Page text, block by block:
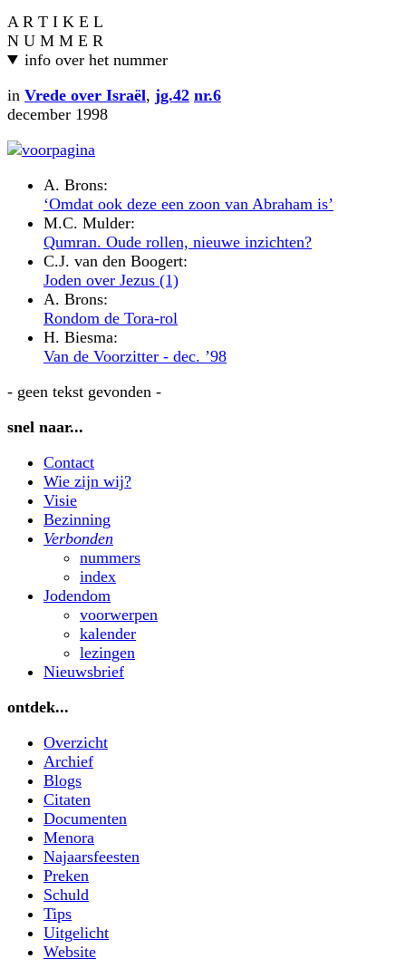
A R T I K E L
N U M M E R
info over het nummer
in Vrede over Israël, jg.42 nr.6
december 1998
A. Brons:
‘Omdat ook deze een zoon van Abraham is’
M.C. Mulder:
Qumran. Oude rollen, nieuwe inzichten?
C.J. van den Boogert:
Joden over Jezus (1)
A. Brons:
Rondom de Tora-rol
H. Biesma:
Van de Voorzitter - dec. ’98
- geen tekst gevonden -
snel naar...
Contact
Wie zijn wij?
Visie
Bezinning
Verbonden
nummers
index
Jodendom
voorwerpen
kalender
lezingen
Nieuwsbrief
ontdek...
Overzicht
Archief
Blogs
Citaten
Documenten
Menora
Najaarsfeesten
Preken
Schuld
Tips
Uitgelicht
Website